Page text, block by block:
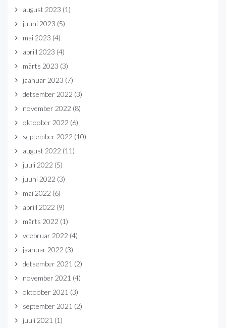
august 2023 (1)
juuni 2023 (5)
mai 2023 (4)
aprill 2023 (4)
märts 2023 (3)
jaanuar 2023 (7)
detsember 2022 (3)
november 2022 (8)
oktoober 2022 (6)
september 2022 (10)
august 2022 (11)
juuli 2022 (5)
juuni 2022 (3)
mai 2022 (6)
aprill 2022 (9)
märts 2022 (1)
veebruar 2022 (4)
jaanuar 2022 (3)
detsember 2021 (2)
november 2021 (4)
oktoober 2021 (3)
september 2021 (2)
juuli 2021 (1)